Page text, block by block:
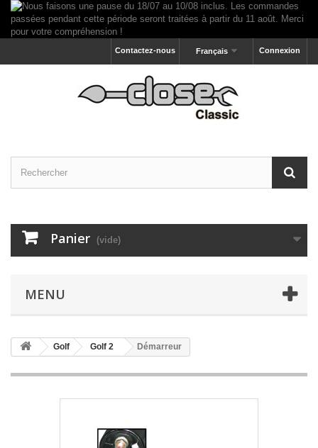
Connexion
Français
Contactez-nous
Panier (vide)
MENU
Golf Golf 2 Démarreur